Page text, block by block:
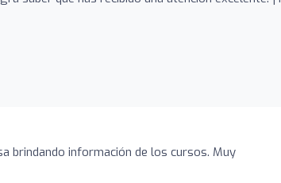
brindando información de los cursos. Muy